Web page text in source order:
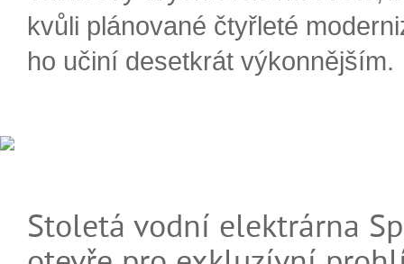
kvůli plánované čtyřleté
ho učiní desetkrát výkonnějším.
Stoletá vodní elektrárna